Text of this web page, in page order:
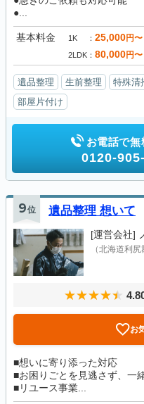
●...
基本料金 1K 25,000円〜
2LDK 80,000円〜
遺品整理 生前整理 特殊清
部屋片付け
お電話で無
0120-
9位 遺品整理 想いて
[運営会社]
（北海道利
お
■想いに寄り添った対応
■お困りごとを見逃さず、一
■リユース事業...